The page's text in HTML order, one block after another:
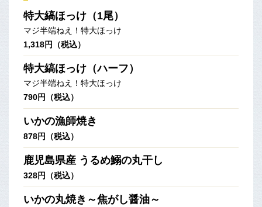
特大縞ほっけ（1尾）
マジ半端ねえ！特大ほっけ
1,318円（税込）
特大縞ほっけ（ハーフ）
マジ半端ねえ！特大ほっけ
790円（税込）
いかの漁師焼き
878円（税込）
鹿児島県産 うるめ鰯の丸干し
328円（税込）
いかの丸焼き～焦がし醤油～